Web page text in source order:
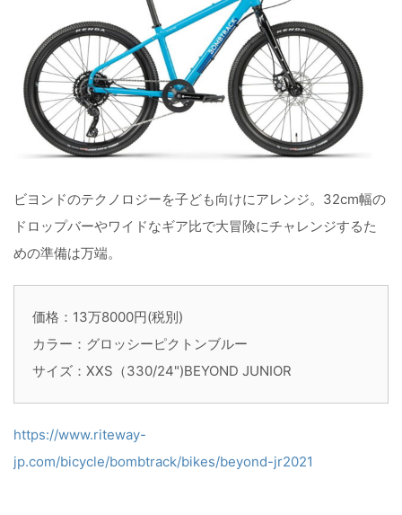
ビヨンドのテクノロジーを子ども向けにアレンジ。32cm幅の
ドロップバーやワイドなギア比で大冒険にチャレンジするた
めの準備は万端。
価格：13万8000円(税別)
カラー：グロッシーピクトンブルー
サイズ：XXS（330/24")BEYOND JUNIOR
https://www.riteway-
jp.com/bicycle/bombtrack/bikes/beyond-jr2021